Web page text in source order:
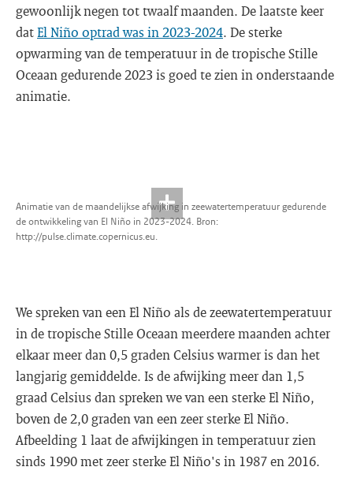
gewoonlijk negen tot twaalf maanden. De laatste keer
datEl Niño optrad was in 2023-2024. De sterke
opwarming van de temperatuur in de tropische Stille
Oceaan gedurende 2023 is goed te zien in onderstaande
animatie.
Animatie van de maandelijkse afwijking in zeewatertemperatuur gedurende
de ontwikkeling van El Niño in 2023-2024. Bron:
http://pulse.climate.copernicus.eu.
We spreken van een El Niño als de zeewatertemperatuur
in de tropische Stille Oceaan meerdere maanden achter
elkaar meer dan 0,5 graden Celsius warmer is dan het
langjarig gemiddelde. Is de afwijking meer dan 1,5
graad Celsius dan spreken we van een sterke El Niño,
boven de 2,0 graden van een zeer sterke El Niño.
Afbeelding 1 laat de afwijkingen in temperatuur zien
sinds 1990 met zeer sterke El Niño's in 1987 en 2016.